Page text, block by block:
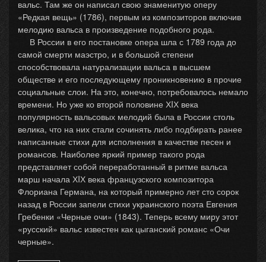
вальс. Там же он написал свою знаменитую оперу
«Редкая вещь» (1786), первым из композиторов включив
мелодию вальса в произведение подобного рода.
В России в его постановке опера шла с 1789 года до
самой смерти маэстро, и в большой степени
способствовала натурализации вальса в высшем
обществе и его последующему проникновению в прочие
социальные слои. На это, конечно, потребовалось немало
времени. Но уже ко второй половине ХIХ века
популярность вальсовых мелодий была в России столь
велика, что на них стали сочинять либо подбирать ранее
написанные стихи для исполнения в качестве песен и
романсов. Наиболее яркий пример такого рода
представляет собой переработанный в ритме вальса
марш начала ХIХ века французского композитора
Флориана Германа, на который примерно лет сто сорок
назад в России запели стихи украинского поэта Евгения
Гребенки «Черные очи» (1843). Теперь всему миру этот
«русский» вальс известен как цыганский романс «Очи
черные».